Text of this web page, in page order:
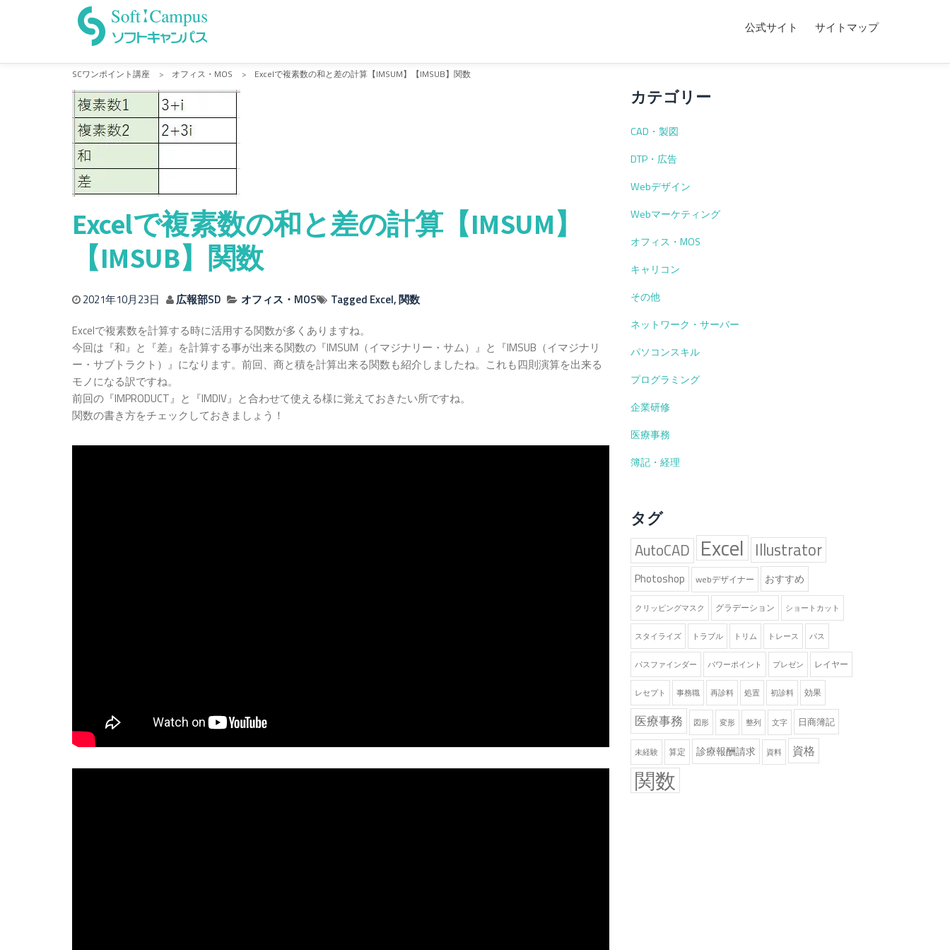
公式サイト サイトマップ
SCワンポイント講座 > オフィス・MOS > Excelで複素数の和と差の計算【IMSUM】【IMSUB】関数
Excelで複素数の和と差の計算【IMSUM】
【IMSUB】関数
2021年10月23日 広報部SD オフィス・MOS Tagged Excel,関数
Excelで複素数を計算する時に活用する関数が多くありますね。
今回は『和』と『差』を計算する事が出来る関数の『IMSUM（イマジナリー・サム）』と『IMSUB（イマジナリ
ー・サブトラクト）』になります。前回、商と積を計算出来る関数も紹介しましたね。これも四則演算を出来る
モノになる訳ですね。
前回の『IMPRODUCT』と『IMDIV』と合わせて使える様に覚えておきたい所ですね。
関数の書き方をチェックしておきましょう！
カテゴリー
CAD・製図
DTP・広告
Webデザイン
Webマーケティング
オフィス・MOS
キャリコン
その他
ネットワーク・サーバー
パソコンスキル
プログラミング
企業研修
医療事務
簿記・経理
タグ
AutoCAD Excel Illustrator
Photoshop webデザイナー おすすめ
クリッピングマスク グラデーション ショートカット
スタイライズ トラブル トリム トレース パス
パスファインダー パワーポイント プレゼン レイヤー
レセプト 事務職 再診料 処置 初診料 効果
医療事務 図形 変形 整列 文字 日商簿記
未経験 算定 診療報酬請求 資料 資格
関数